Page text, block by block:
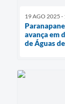
19 AGO 2025 -
avança em
de Águas